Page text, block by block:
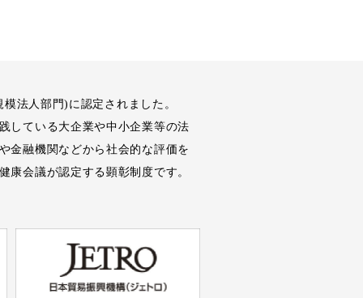
法人部門)に認定されました。
している大企業や中小企業等の法
金融機関などから社会的な評価を
康会議が認定する顕彰制度です。